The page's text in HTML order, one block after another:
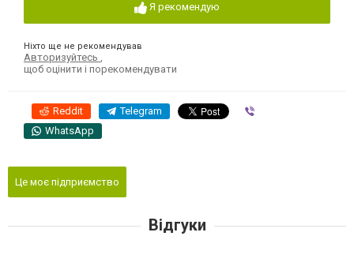
Я рекомендую
Ніхто ще не рекомендував
Авторизуйтесь
щоб оцінити і порекомендувати
Reddit Telegram
WhatsApp
Це моє підприємство
Відгуки